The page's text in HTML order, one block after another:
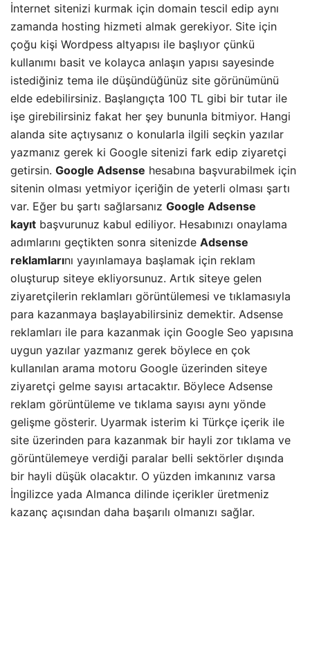
İnternet sitenizi kurmak için domain tescil edip aynı
zamanda hosting hizmeti almak gerekiyor. Site için
çoğu kişi Wordpess altyapısı ile başlıyor çünkü
kullanımı basit ve kolayca anlaşın yapısı sayesinde
istediğiniz tema ile düşündüğünüz site görünümünü
elde edebilirsiniz. Başlangıçta 100 TL gibi bir tutar ile
işe girebilirsiniz fakat her şey bununla bitmiyor. Hangi
alanda site açtıysanız o konularla ilgili seçkin yazılar
yazmanız gerek ki Google sitenizi fark edip ziyaretçi
getirsin. Google Adsense hesabına başvurabilmek için
sitenin olması yetmiyor içeriğin de yeterli olması şartı
var. Eğer bu şartı sağlarsanız Google Adsense
kayıt başvurunuz kabul ediliyor. Hesabınızı onaylama
adımlarını geçtikten sonra sitenizde Adsense
reklamlarını yayınlamaya başlamak için reklam
oluşturup siteye ekliyorsunuz. Artık siteye gelen
ziyaretçilerin reklamları görüntülemesi ve tıklamasıyla
para kazanmaya başlayabilirsiniz demektir. Adsense
reklamları ile para kazanmak için Google Seo yapısına
uygun yazılar yazmanız gerek böylece en çok
kullanılan arama motoru Google üzerinden siteye
ziyaretçi gelme sayısı artacaktır. Böylece Adsense
reklam görüntüleme ve tıklama sayısı aynı yönde
gelişme gösterir. Uyarmak isterim ki Türkçe içerik ile
site üzerinden para kazanmak bir hayli zor tıklama ve
görüntülemeye verdiği paralar belli sektörler dışında
bir hayli düşük olacaktır. O yüzden imkanınız varsa
İngilizce yada Almanca dilinde içerikler üretmeniz
kazanç açısından daha başarılı olmanızı sağlar.